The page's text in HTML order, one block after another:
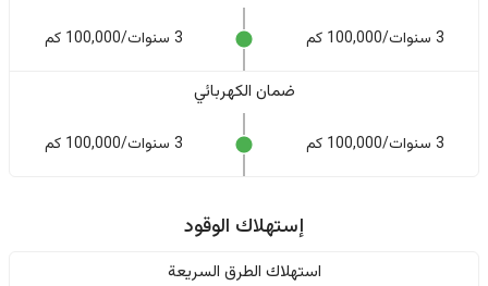
3 سنوات/100,000 كم 3 سنوات/100,000 كم
ضمان الكهربائي
3 سنوات/100,000 كم 3 سنوات/100,000 كم
إستهلاك الوقود
استهلاك الطرق السريعة